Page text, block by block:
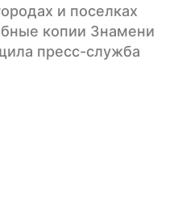
и поселках
копии Знамени
пресс-служба